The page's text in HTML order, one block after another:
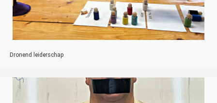
Dronend leiderschap